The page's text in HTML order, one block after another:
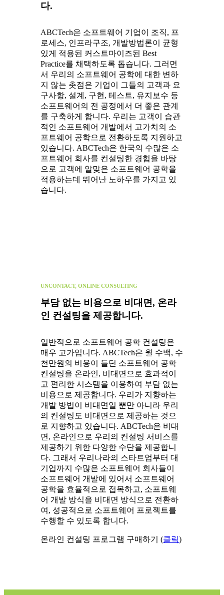
다.
ABCTech은 소프트웨어 기업이 조직, 프
로세스, 인프라구조, 개발방법론이 균형
있게 적용된 커스트마이즈된 Best
Practice를 채택하도록 돕습니다. 그러면
서 우리의 소프트웨어 공학에 대한 변하
지 않는 촛점은 기업이 그들의 고객과 요
구사항, 설계, 구현, 테스트, 유지보수 등
소프트웨어의 전 공정에서 더 좋은 관계
를 구축하게 합니다. 우리는 고객이 습관
적인 소프트웨어 개발에서 고가치의 소
프트웨어 공학으로 전환하도록 지원하고
있습니다. ABCTech은 한국의 수많은 소
프트웨어 회사를 컨설팅한 경험을 바탕
으로 고객에 알맞은 소프트웨어 공학을
적용하는데 뛰어난 노하우를 가지고 있
습니다.
UNCONTACT, ONLINE CONSULTING
부담 없는 비용으로 비대면, 온라
인 컨설팅을 제공합니다.
일반적으로 소프트웨어 공학 컨설팅은
매우 고가입니다. ABCTech은 월 수백, 수
천만원의 비용이 들던 소프트웨어 공학
컨설팅을 온라인, 비대면으로 효과적이
고 편리한 시스템을 이용하여 부담 없는
비용으로 제공합니다. 우리가 지향하는
개발 방법이 비대면일 뿐만 아니라 우리
의 컨설팅도 비대면으로 제공하는 것으
로 지향하고 있습니다. ABCTech은 비대
면, 온라인으로 우리의 컨설팅 서비스를
제공하기 위한 다양한 수단을 제공합니
다. 그래서 우리나라의 스타트업부터 대
기업까지 수많은 소프트웨어 회사들이
소프트웨어 개발에 있어서 소프트웨어
공학을 효율적으로 접목하고, 소프트웨
어 개발 방식을 비대면 방식으로 전환하
여, 성공적으로 소프트웨어 프로젝트를
수행할 수 있도록 합니다.
온라인 컨설팅 프로그램 구매하기 (클릭)